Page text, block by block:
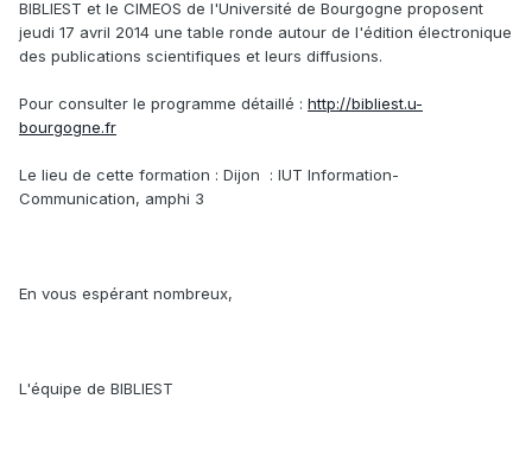
BIBLIEST et le CIMEOS de l'Université de Bourgogne proposent
jeudi 17 avril 2014 une table ronde autour de l'édition électronique
des publications scientifiques et leurs diffusions.
Pour consulter le programme détaillé : http://bibliest.u-
bourgogne.fr
Le lieu de cette formation : Dijon : IUT Information-
Communication, amphi 3
En vous espérant nombreux,
L'équipe de BIBLIEST